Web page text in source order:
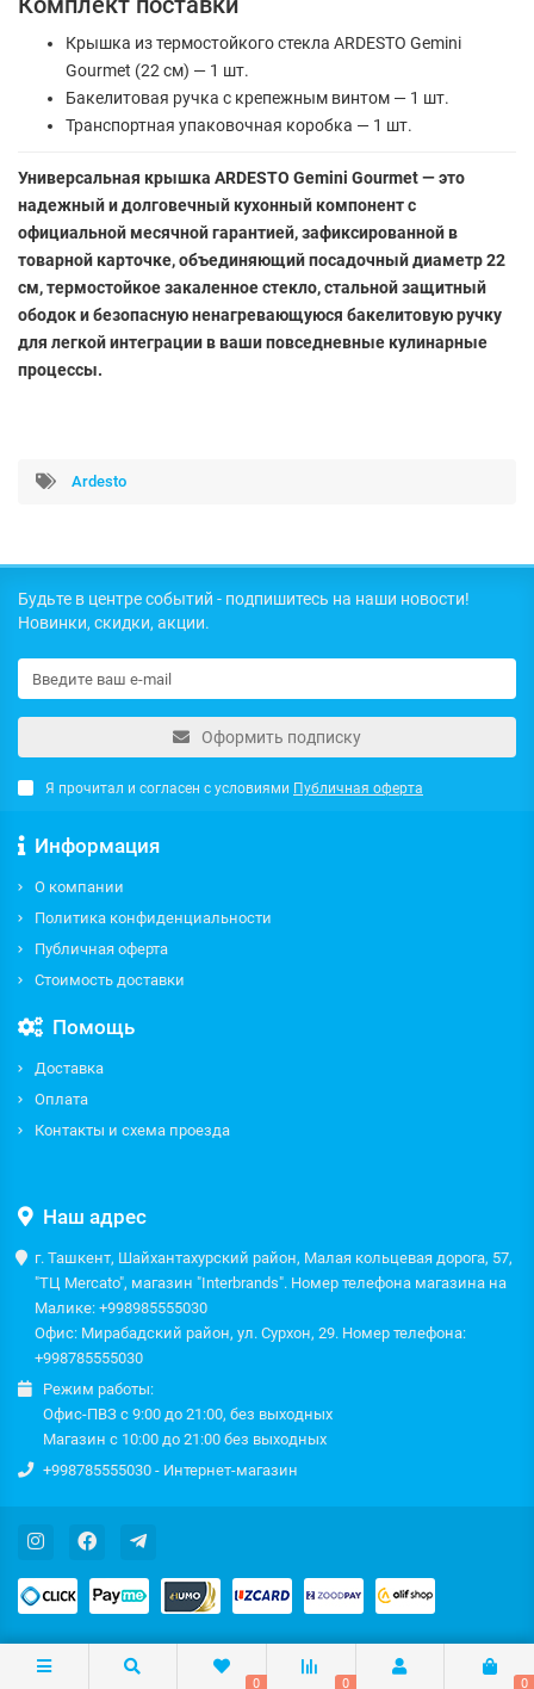
Крышка из термостойкого стекла ARDESTO Gemini
Gourmet (22 см) — 1 шт.
Бакелитовая ручка с крепежным винтом — 1 шт.
Транспортная упаковочная коробка — 1 шт.
Универсальная крышка ARDESTO Gemini Gourmet — это
надежный и долговечный кухонный компонент с
официальной месячной гарантией, зафиксированной в
товарной карточке, объединяющий посадочный диаметр 22
см, термостойкое закаленное стекло, стальной защитный
ободок и безопасную ненагревающуюся бакелитовую ручку
для легкой интеграции в ваши повседневные кулинарные
процессы.
Ardesto
Будьте в центре событий - подпишитесь на наши новости!
Новинки, скидки, акции.
Оформить подписку
Я прочитал и согласен с условиями Публичная оферта
Информация
О компании
Политика конфиденциальности
Публичная оферта
Стоимость доставки
Помощь
Доставка
Оплата
Контакты и схема проезда
Наш адрес
г. Ташкент, Шайхантахурский район, Малая кольцевая дорога, 57,
"ТЦ Mercato", магазин "Interbrands". Номер телефона магазина на
Малике: +998985555030
Офис: Мирабадский район, ул. Сурхон, 29. Номер телефона:
+998785555030
Режим работы:
Офис-ПВЗ с 9:00 до 21:00, без выходных
Магазин с 10:00 до 21:00 без выходных
+998785555030 - Интернет-магазин
0 0 0